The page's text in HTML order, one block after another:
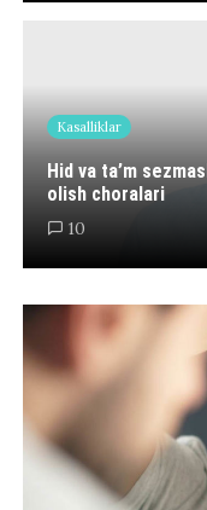
Kasalliklar
Hid va ta’m
olish choralari
10